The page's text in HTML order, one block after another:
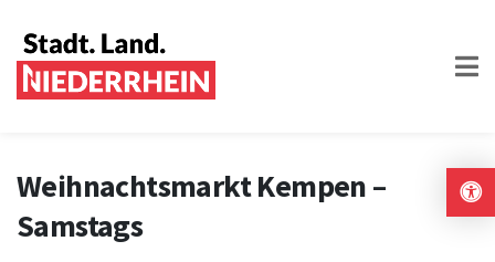
Weihnachtsmarkt Kempen –
Samstags